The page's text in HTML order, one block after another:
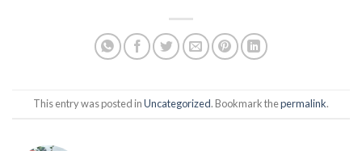
This entry was posted inUncategorized. Bookmark thepermalink.